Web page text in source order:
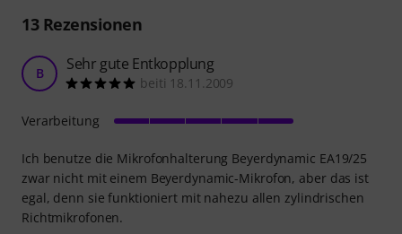
13Rezensionen
B Sehr gute Entkopplung
beiti 18.11.2009
Ich benutze die Mikrofonhalterung Beyerdynamic EA19/25
zwar nicht mit einem Beyerdynamic-Mikrofon, aber das ist
egal, denn sie funktioniert mit nahezu allen zylindrischen
Richtmikrofonen.
Verarbeitung